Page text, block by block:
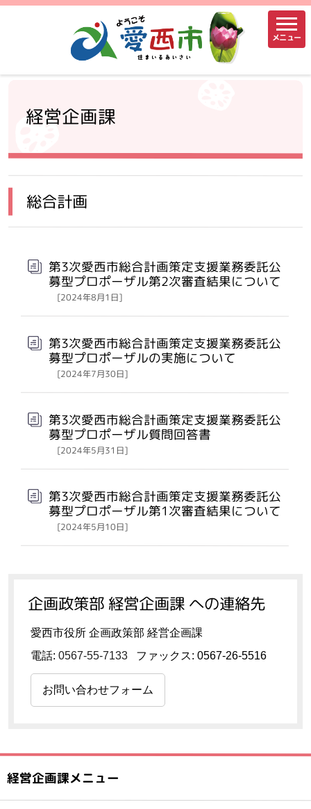
メニュー
経営企画課
総合計画
第3次愛西市総合計画策定支援業務委託公
募型プロポーザル第2次審査結果について
[2024年8月1日]
第3次愛西市総合計画策定支援業務委託公
募型プロポーザルの実施について
[2024年7月30日]
第3次愛西市総合計画策定支援業務委託公
募型プロポーザル質問回答書
[2024年5月31日]
第3次愛西市総合計画策定支援業務委託公
募型プロポーザル第1次審査結果について
[2024年5月10日]
企画政策部 経営企画課 への連絡先
愛西市役所 企画政策部 経営企画課
電話: 0567-55-7133 ファックス: 0567-26-5516
お問い合わせフォーム
経営企画課メニュー